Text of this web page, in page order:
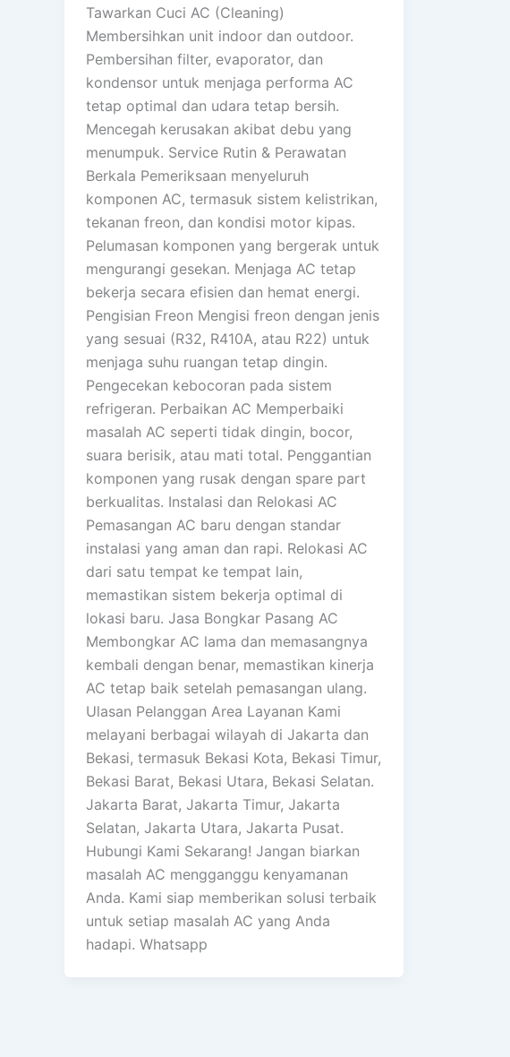
Tawarkan Cuci AC (Cleaning)
Membersihkan unit indoor dan outdoor.
Pembersihan filter, evaporator, dan
kondensor untuk menjaga performa AC
tetap optimal dan udara tetap bersih.
Mencegah kerusakan akibat debu yang
menumpuk. Service Rutin & Perawatan
Berkala Pemeriksaan menyeluruh
komponen AC, termasuk sistem kelistrikan,
tekanan freon, dan kondisi motor kipas.
Pelumasan komponen yang bergerak untuk
mengurangi gesekan. Menjaga AC tetap
bekerja secara efisien dan hemat energi.
Pengisian Freon Mengisi freon dengan jenis
yang sesuai (R32, R410A, atau R22) untuk
menjaga suhu ruangan tetap dingin.
Pengecekan kebocoran pada sistem
refrigeran. Perbaikan AC Memperbaiki
masalah AC seperti tidak dingin, bocor,
suara berisik, atau mati total. Penggantian
komponen yang rusak dengan spare part
berkualitas. Instalasi dan Relokasi AC
Pemasangan AC baru dengan standar
instalasi yang aman dan rapi. Relokasi AC
dari satu tempat ke tempat lain,
memastikan sistem bekerja optimal di
lokasi baru. Jasa Bongkar Pasang AC
Membongkar AC lama dan memasangnya
kembali dengan benar, memastikan kinerja
AC tetap baik setelah pemasangan ulang.
Ulasan Pelanggan Area Layanan Kami
melayani berbagai wilayah di Jakarta dan
Bekasi, termasuk Bekasi Kota, Bekasi Timur,
Bekasi Barat, Bekasi Utara, Bekasi Selatan.
Jakarta Barat, Jakarta Timur, Jakarta
Selatan, Jakarta Utara, Jakarta Pusat.
Hubungi Kami Sekarang! Jangan biarkan
masalah AC mengganggu kenyamanan
Anda. Kami siap memberikan solusi terbaik
untuk setiap masalah AC yang Anda
hadapi. Whatsapp